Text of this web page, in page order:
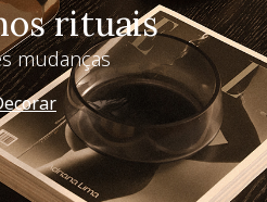
rituais
mudanças